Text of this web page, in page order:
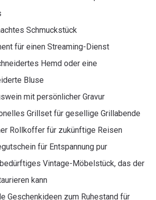
Schmuckstück
für einen Streaming-Dienst
Hemd oder eine
Bluse
mit persönlicher Gravur
Grillset für gesellige Grillabende
Rollkoffer für zukünftige Reisen
für Entspannung pur
Vintage-Möbelstück, das der
kann
Geschenkideen zum Ruhestand für